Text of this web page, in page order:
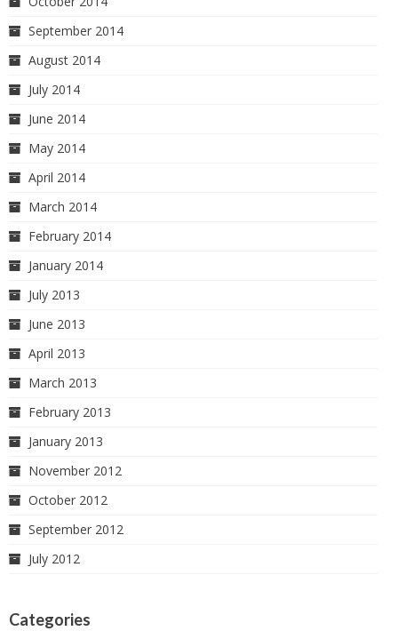
September 2014
August 2014
July 2014
June 2014
May 2014
April 2014
March 2014
February 2014
January 2014
July 2013
June 2013
April 2013
March 2013
February 2013
January 2013
November 2012
October 2012
September 2012
July 2012
Categories